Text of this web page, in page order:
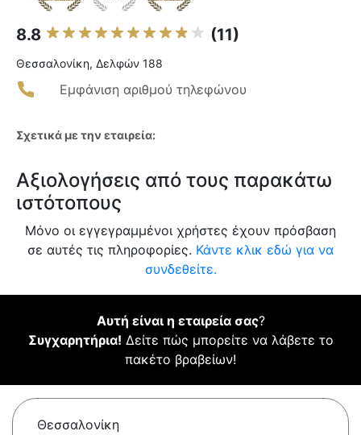
8.8 (11)
Θεσσαλονίκη, Δελφών 188
Εμφάνιση αριθμού τηλεφώνου
Σχετικά με την εταιρεία:
Αξιολογήσεις από τους παρακάτω
ιστότοπους
Μόνο οι εγγεγραμμένοι χρήστες έχουν πρόσβαση
σε αυτές τις πληροφορίες. Κάντε κλικ εδώ για να
συνδεθείτε.
Αυτή είναι η εταιρεία σας?
Συγχαρητήρια! Δείτε πώς μπορείτε να λάβετε το
πακέτο βραβείων!
Θεσσαλονίκη